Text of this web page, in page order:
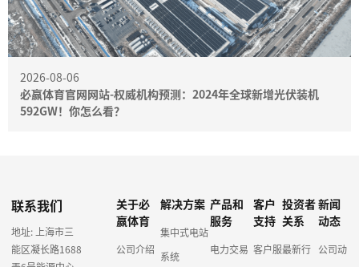
2026-08-06
必赢体育官网网站-权威机构预测：2024年全球新增光伏装机
592GW！你怎么看？
联系我们
地址: 上海市三
能区凝长路1688
关于必
赢体育
公司介绍
解决方案
集中式电站
系统
产品和
服务
电力交易
客户
支持
客户服
投资者
关系
最新行
新闻
动态
公司动